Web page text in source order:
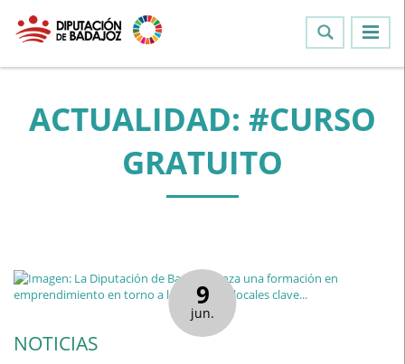
ACTUALIDAD: #CURSO
GRATUITO
9
jun.
NOTICIAS